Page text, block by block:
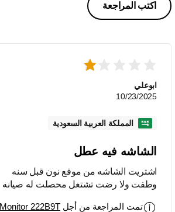
اكتب المراجعة
ابوعلي
10/23/2025
المملكة العربية السعودية
الشاشه فيه عطل
اشتريت الشاشه من موقع نون قبل سنه
وطفت ولا رضت تشتغل محصلت له صيانه
تمت المراجعة من أجل